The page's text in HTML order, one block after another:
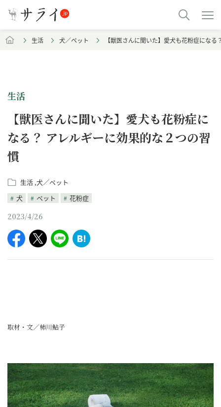
生活 犬／ペット 【獣医さんに聞いた】愛犬も花粉症にな
生活
【獣医さんに聞いた】愛犬も花粉症に
なる？ アレルギーに効果的な２つの習
慣
生活 犬／ペット
犬
ペット 花粉症
2023/4/26
取材・文／柿川鮎子